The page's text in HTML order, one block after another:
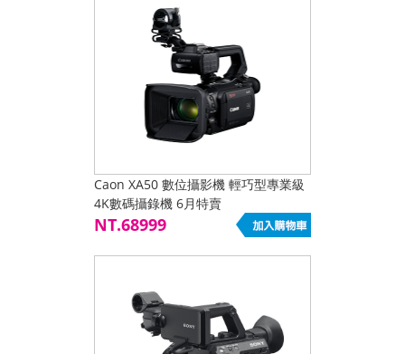
Caon XA50 數位攝影機 輕巧型專業級
4K數碼攝錄機 6月特賣
NT.68999